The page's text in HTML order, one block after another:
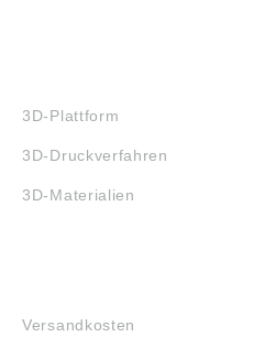
3D-Plattform
3D-Druckverfahren
3D-Materialien
Versandkosten